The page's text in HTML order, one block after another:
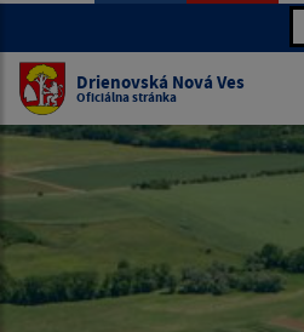
Drienovská Nová Ves
Oficiálna stránka